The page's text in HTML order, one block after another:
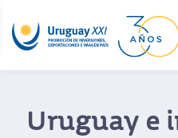
Misión del